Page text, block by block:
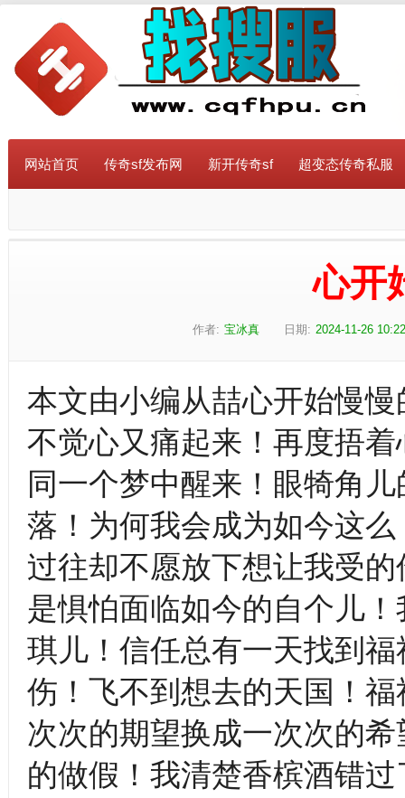
网站首页 传奇sf发布网 新开传奇sf 超变态传奇私服
心开
作者: 宝冰真 日期: 2024-11-26
本文由小编从喆心开始慢慢
不觉心又痛起来！再度捂
同一个梦中醒来！眼犄角
落！为何我会成为如今这
过往却不愿放下想让我受
是惧怕面临如今的自个儿
琪儿！信任总有一天找到
伤！飞不到想去的天国！
次次的期望换成一次次的
的做假！我清楚香槟酒错